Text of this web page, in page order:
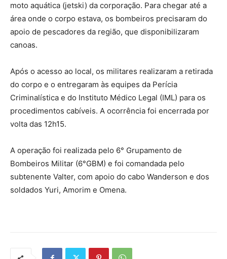
moto aquática (jetski) da corporação. Para chegar até a
área onde o corpo estava, os bombeiros precisaram do
apoio de pescadores da região, que disponibilizaram
canoas.
Após o acesso ao local, os militares realizaram a retirada
do corpo e o entregaram às equipes da Perícia
Criminalística e do Instituto Médico Legal (IML) para os
procedimentos cabíveis. A ocorrência foi encerrada por
volta das 12h15.
A operação foi realizada pelo 6° Grupamento de
Bombeiros Militar (6°GBM) e foi comandada pelo
subtenente Valter, com apoio do cabo Wanderson e dos
soldados Yuri, Amorim e Omena.